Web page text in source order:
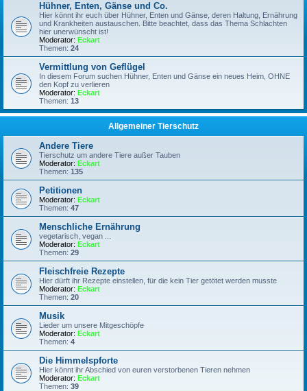
Hühner, Enten, Gänse und Co.
Hier könnt ihr euch über Hühner, Enten und Gänse, deren Haltung, Ernährung
und Krankheiten austauschen. Bitte beachtet, dass das Thema Schlachten
hier unerwünscht ist!
Moderator: Eckart
Themen: 24
Vermittlung von Geflügel
In diesem Forum suchen Hühner, Enten und Gänse ein neues Heim, OHNE
den Kopf zu verlieren
Moderator: Eckart
Themen: 13
Allgemeiner Tierschutz
Andere Tiere
Tierschutz um andere Tiere außer Tauben
Moderator: Eckart
Themen: 135
Petitionen
Moderator: Eckart
Themen: 47
Menschliche Ernährung
vegetarisch, vegan ...
Moderator: Eckart
Themen: 29
Fleischfreie Rezepte
Hier dürft ihr Rezepte einstellen, für die kein Tier getötet werden musste
Moderator: Eckart
Themen: 20
Musik
Lieder um unsere Mitgeschöpfe
Moderator: Eckart
Themen: 4
Die Himmelspforte
Hier könnt ihr Abschied von euren verstorbenen Tieren nehmen
Moderator: Eckart
Themen: 39